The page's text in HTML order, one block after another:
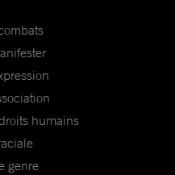
humains
genre